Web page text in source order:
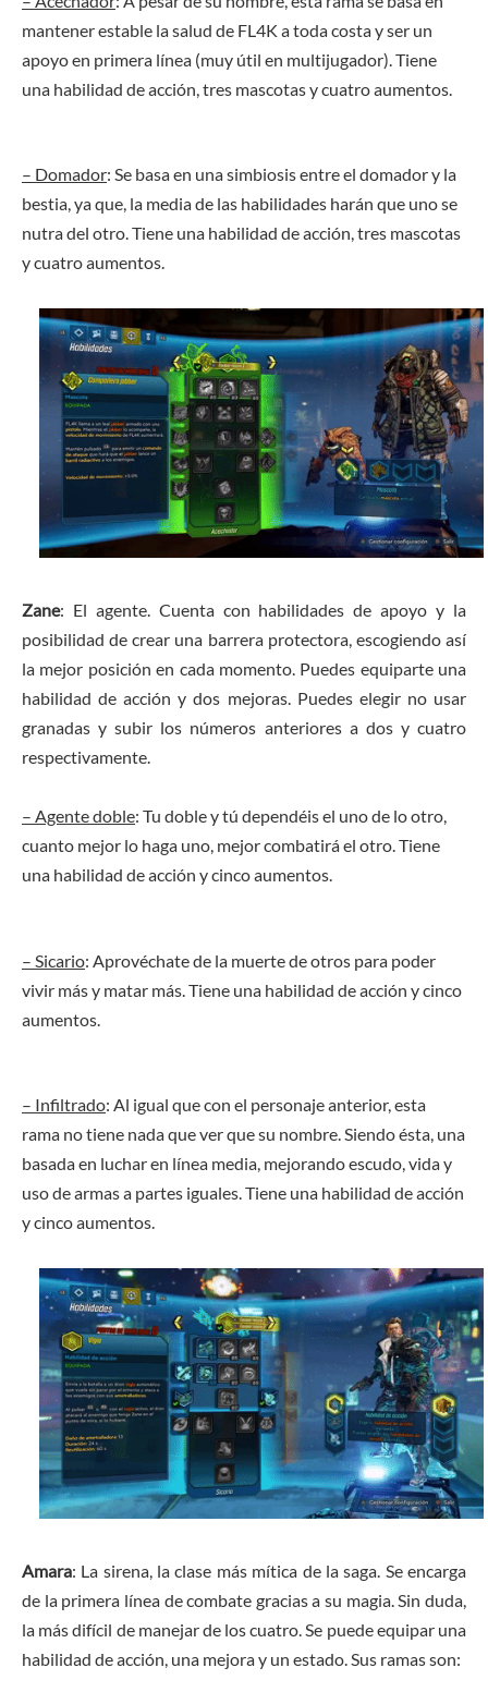
mantener estable la salud de FL4K a toda costa y ser un
apoyo en primera línea (muy útil en multijugador). Tiene
una habilidad de acción, tres mascotas y cuatro aumentos.
– Domador: Se basa en una simbiosis entre el domador y la
bestia, ya que, la media de las habilidades harán que uno se
nutra del otro. Tiene una habilidad de acción, tres mascotas
y cuatro aumentos.
Zane: El agente. Cuenta con habilidades de apoyo y la
posibilidad de crear una barrera protectora, escogiendo así
la mejor posición en cada momento. Puedes equiparte una
habilidad de acción y dos mejoras. Puedes elegir no usar
granadas y subir los números anteriores a dos y cuatro
respectivamente.
– Agente doble: Tu doble y tú dependéis el uno de lo otro,
cuanto mejor lo haga uno, mejor combatirá el otro. Tiene
una habilidad de acción y cinco aumentos.
– Sicario: Aprovéchate de la muerte de otros para poder
vivir más y matar más. Tiene una habilidad de acción y cinco
aumentos.
– Infiltrado: Al igual que con el personaje anterior, esta
rama no tiene nada que ver que su nombre. Siendo ésta, una
basada en luchar en línea media, mejorando escudo, vida y
uso de armas a partes iguales. Tiene una habilidad de acción
y cinco aumentos.
Amara: La sirena, la clase más mítica de la saga. Se encarga
de la primera línea de combate gracias a su magia. Sin duda,
la más difícil de manejar de los cuatro. Se puede equipar una
habilidad de acción, una mejora y un estado. Sus ramas son: